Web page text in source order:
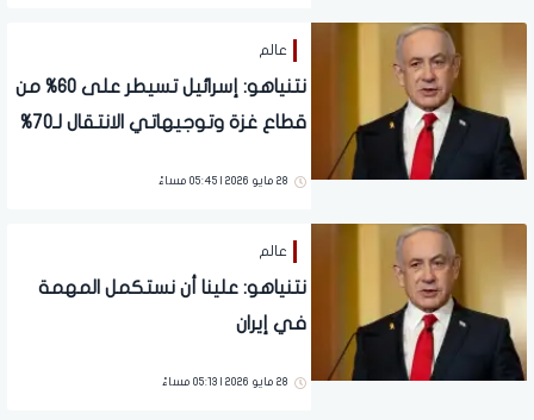
عالم
نتنياهو: إسرائيل تسيطر على 60% من
قطاع غزة وتوجيهاتي الانتقال لـ70%
28 مايو 2026 | 05:45 مساءً
عالم
نتنياهو: علينا أن نستكمل المهمة
في إيران
28 مايو 2026 | 05:13 مساءً